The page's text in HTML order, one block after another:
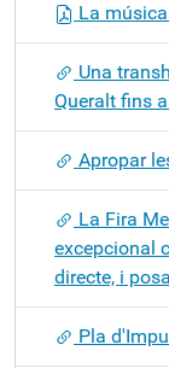
La
Una
Queralt fins
Apropar
La Fira
excepcional
directe, i
Pla